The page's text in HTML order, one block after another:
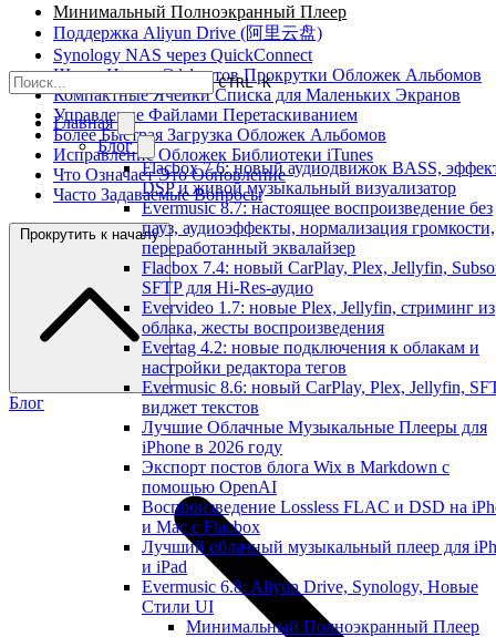
CTRL K
Главная
Блог
Flacbox 7.6: новый аудиодвижок BASS,
DSP и живой музыкальный визуализатор
Evermusic 8.7: настоящее воспроизведение без
пауз, аудиоэффекты, нормализация громкости,
переработанный эквалайзер
Flacbox 7.4: новый CarPlay, Plex, Jellyfin,
SFTP для Hi-Res-аудио
Evervideo 1.7: новые Plex, Jellyfin, стриминг из
облака, жесты воспроизведения
Evertag 4.2: новые подключения к облакам и
настройки редактора тегов
Evermusic 8.6: новый CarPlay, Plex, Jellyfin,
виджет текстов
Лучшие Облачные Музыкальные Плееры для
iPhone в 2026 году
Экспорт постов блога Wix в Markdown с
помощью OpenAI
Воспроизведение Lossless FLAC и DSD на
и Mac с Flacbox
Лучший облачный музыкальный плеер для
и iPad
Evermusic 6.8: Aliyun Drive, Synology, Новые
Стили UI
Минимальный Полноэкранный Плеер
Минимальный Полноэкранный Плеер
Поддержка Aliyun Drive (阿里云盘)
Synology NAS через QuickConnect
Шесть Новых Эффектов Прокрутки Обложек Альбомов
Компактные Ячейки Списка для Маленьких Экранов
Управление Файлами Перетаскиванием
Более Быстрая Загрузка Обложек Альбомов
Исправление Обложек Библиотеки iTunes
Что Означает Это Обновление
Часто Задаваемые Вопросы
Прокрутить к началу
Блог